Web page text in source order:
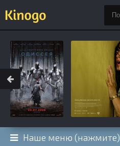
Наше меню (нажмите)